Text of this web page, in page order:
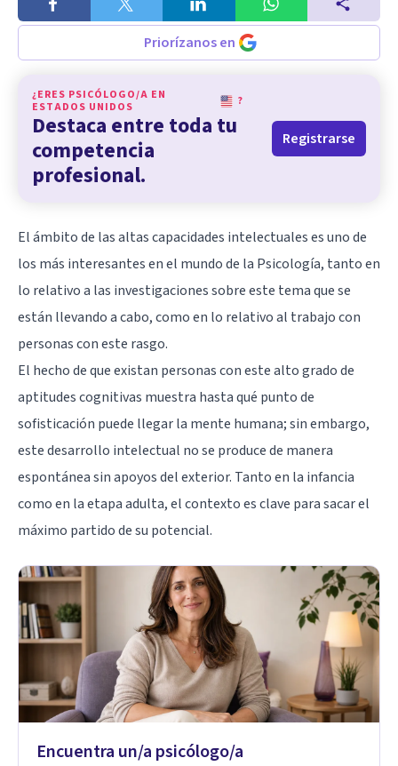
Priorízanos en
¿ERES PSICÓLOGO/A EN
ESTADOS UNIDOS
?
Destaca entre toda tu
competencia
profesional.
Registrarse
El ámbito de las altas capacidades intelectuales es uno de
los más interesantes en el mundo de la Psicología, tanto en
lo relativo a las investigaciones sobre este tema que se
están llevando a cabo, como en lo relativo al trabajo con
personas con este rasgo.
El hecho de que existan personas con este alto grado de
aptitudes cognitivas muestra hasta qué punto de
sofisticación puede llegar la mente humana; sin embargo,
este desarrollo intelectual no se produce de manera
espontánea sin apoyos del exterior. Tanto en la infancia
como en la etapa adulta, el contexto es clave para sacar el
máximo partido de su potencial.
Encuentra un/a psicólogo/a